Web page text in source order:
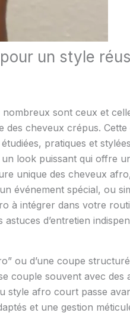
un style
sont ceux et
cheveux crépus.
pratiques et
look puissant qui offre
unique des cheveux
événement spécial, ou
à intégrer dans votre
d’entretien
ou d’une coupe
couple souvent avec des
style afro court passe
et une gestion